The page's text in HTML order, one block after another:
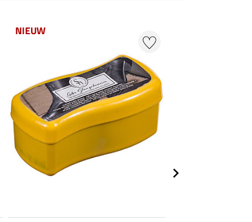
NIEUW